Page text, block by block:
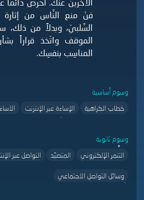
الآخرين عنك. احرص دائماً
فنّ منع النَّاس من
السَّلبيّ، وبدلاً من ذلك،
الموقف واتّخذ قراراً
المناسِب بنفسِك.
وسوم أساسية
خطاب الكراهية
الإساءة عبر الإنترنت
وسوم ثانوية
التنمر الإلكتروني
المتصيّد التواصل عبر
وسائل التواصل الاجتماعي